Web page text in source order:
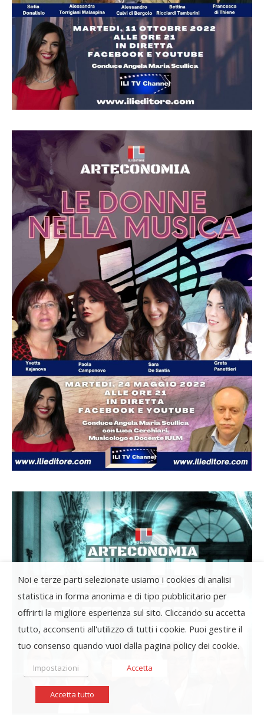
Noi e terze parti selezionate usiamo i cookies di analisi
statistica in forma anonima e di tipo pubblicitario per
offrirti la migliore esperienza sul sito. Cliccando su accetta
tutto, acconsenti all'utilizzo di tutti i cookie. Puoi gestire il
tuo consenso quando vuoi dalla pagina policy dei cookie.
Impostazioni Accetta
Accetta tutto